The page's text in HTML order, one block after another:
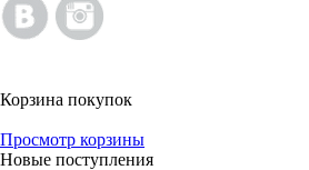
Корзина покупок
Просмотр корзины
Новые поступления